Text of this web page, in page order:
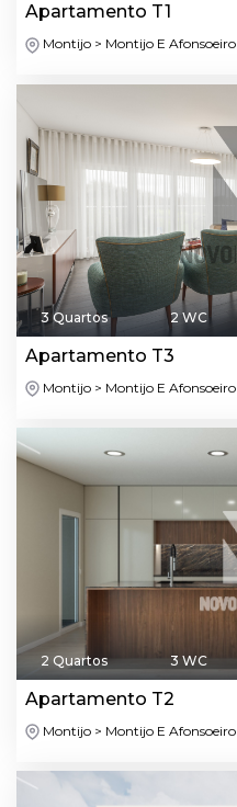
Apartamento T1
Montijo > Montijo E Afonsoeiro
3 Quartos 2 WC
Apartamento T3
Montijo > Montijo E Afonsoeiro
2 Quartos 3 WC
Apartamento T2
Montijo > Montijo E Afonsoeiro